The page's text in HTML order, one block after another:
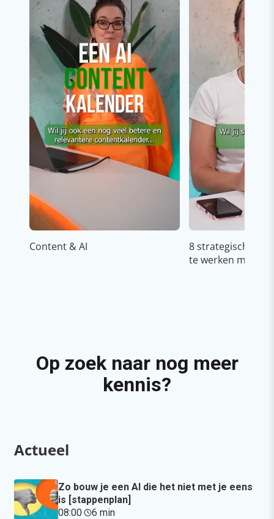
Content & AI
8 strategische
te werken met
Op zoek naar nog meer
kennis?
Actueel
Zo bouw je een AI die het niet met je eens
is [stappenplan]
08:00· 6 min·